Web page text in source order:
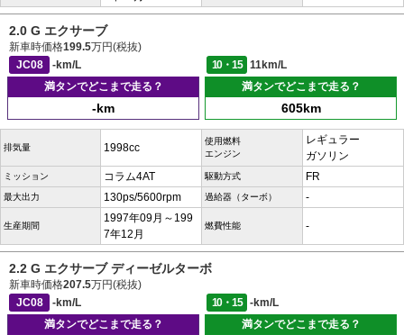
2.0 G エクサーブ
新車時価格199.5万円(税抜)
JC08
-km/L 10・15
11km/L
満タンでどこまで走る？
-km
満タンでどこまで走る？
605km
排気量 1998cc
使用燃料
エンジン
レギュラー
ガソリン
ミッション コラム4AT 駆動方式 FR
最大出力 130ps/5600rpm 過給器（ターボ） -
生産期間
1997年09月～199
7年12月
燃費性能 -
2.2 G エクサーブ ディーゼルターボ
新車時価格207.5万円(税抜)
JC08
-km/L 10・15
-km/L
満タンでどこまで走る？
満タンでどこまで走る？